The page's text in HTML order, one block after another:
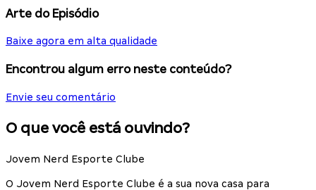
Arte do Episódio
Baixe agora em alta qualidade
Encontrou algum erro neste conteúdo?
Envie seu comentário
O que você está ouvindo?
Jovem Nerd Esporte Clube
O Jovem Nerd Esporte Clube é a sua nova casa para